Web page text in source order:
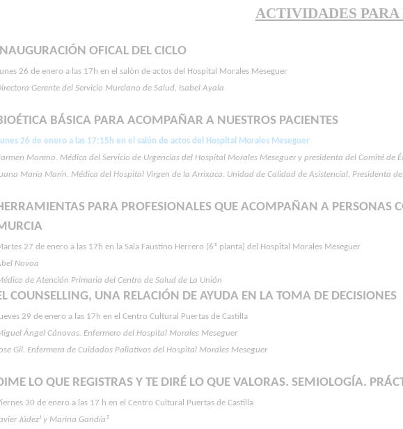
ACTIVIDADES PARA
OFICAL DEL CICLO
26 de enero a las 17h en el salón de actos del Hospital Morales Meseguer
Gerente del Servicio Murciano de Salud, Isabel Ayala
BÁSICA PARA ACOMPAÑAR A NUESTROS PACIENTES
26 de enero a las 17:15h en el salón de actos del Hospital Morales Meseguer
Moreno. Médica del Servicio de Urgencias del Hospital Morales Meseguer y presidenta del Comité de
María Marín. Médica del Hospital Virgen de la Arrixaca. Unidad de Calidad de Asistencial. Presidenta
PARA PROFESIONALES QUE ACOMPAÑAN A PERSONAS
27 de enero a las 17h en la Sala Faustino Herrero (6ª planta) del Hospital Morales Meseguer
Novoa
de Atención Primaria del Centro de Salud de La Unión
COUNSELLING, UNA RELACIÓN DE AYUDA EN LA TOMA DE DECISIONES
29 de enero a las 17h en el Centro Cultural Puertas de Castilla
Ángel Cánovas. Enfermero del Hospital Morales Meseguer
Gil. Enfermera de Cuidados Paliativos del Hospital Morales Meseguer
LO QUE REGISTRAS Y TE DIRÉ LO QUE VALORAS. SEMIOLOGÍA.
30 de enero a las 17 h en el Centro Cultural Puertas de Castilla
Júdez¹ y Marina Gandía²